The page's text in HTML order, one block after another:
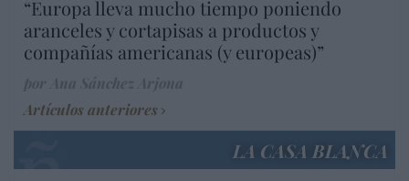
“Europa lleva mucho tiempo poniendo
aranceles y cortapisas a productos y
compañías americanas (y europeas)”
Artículos anteriores
LA CASA BLANCA